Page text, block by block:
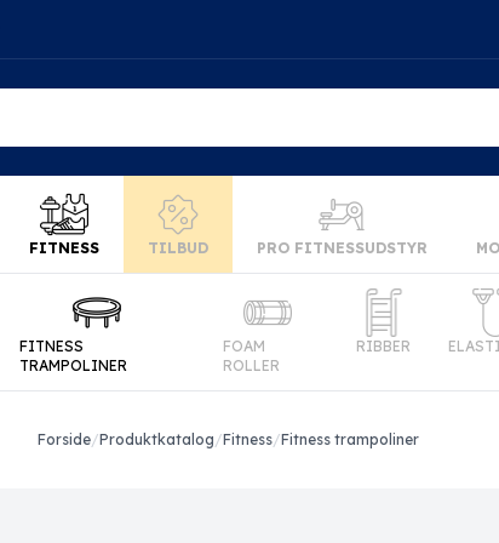
FITNESS TILBUD PRO FITNESSUDSTYR
FITNESS
TRAMPOLINER
FOAM
ROLLER
RIBBER
Forside/Produktkatalog/Fitness/Fitness trampoliner